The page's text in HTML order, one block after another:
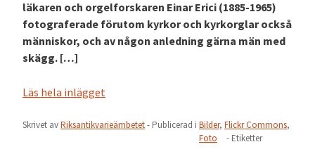
läkaren och orgelforskaren Einar Erici (1885-1965)
fotograferade förutom kyrkor och kyrkorglar också
människor, och av någon anledning gärna män med
skägg. […]
Läs hela inlägget
Skrivet avRiksantikvarieämbetet- Publicerad i Bilder, Flickr Commons,
Foto
- Etiketter